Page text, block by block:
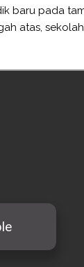
baru pada
atas,